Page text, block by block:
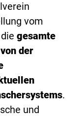
vom
gesamte
der
.
und